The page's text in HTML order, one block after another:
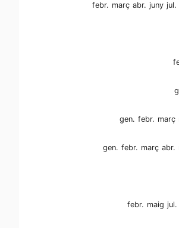
febr. març abr. juny jul.
gen. febr. març
gen. febr. març abr.
febr. maig jul.